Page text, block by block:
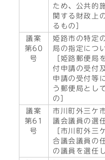
ため、公共的
関する財政上
るもの］
議案
第60
号
姫路市の特定
局の指定につ
［姫路郵便局
付申請の受付
申請の受付等
う郵便局とし
の］
議案
第61
号
市川町外三ケ
議会議員の選
［市川町外三
合議会議員の
の議員を選任